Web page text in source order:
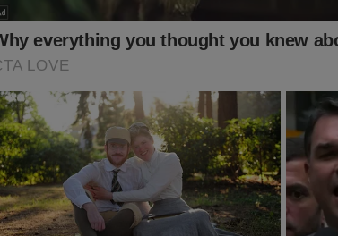
Mauro Cid surpreende e faz
Cármen Lúcia se irrita com
Bolsonaro (veja o vídeo)